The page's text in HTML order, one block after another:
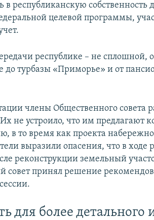
в республиканскую
целевой программы,
республике – не сплошной,
до турбазы «Приморье» и от
члены Общественного совета
не устроило, что им предлагают
в то время как проекта
выразили опасения, что в ходе
реконструкции земельный
совет принял решение
для более детального